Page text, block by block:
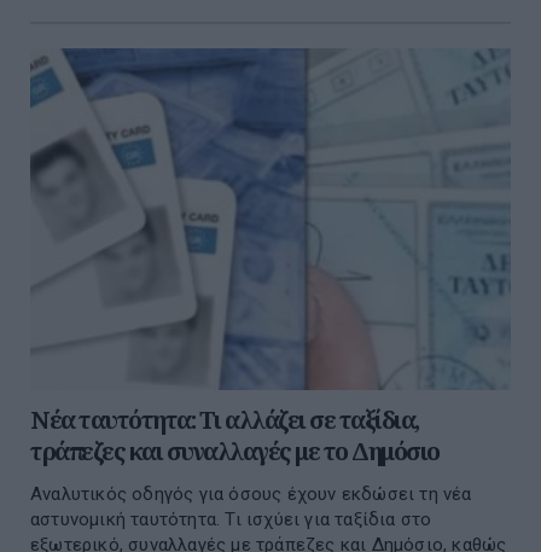
Νέα ταυτότητα: Τι αλλάζει σε ταξίδια,
τράπεζες και συναλλαγές με το Δημόσιο
Αναλυτικός οδηγός για όσους έχουν εκδώσει τη νέα
αστυνομική ταυτότητα. Τι ισχύει για ταξίδια στο
εξωτερικό, συναλλαγές με τράπεζες και Δημόσιο, καθώς